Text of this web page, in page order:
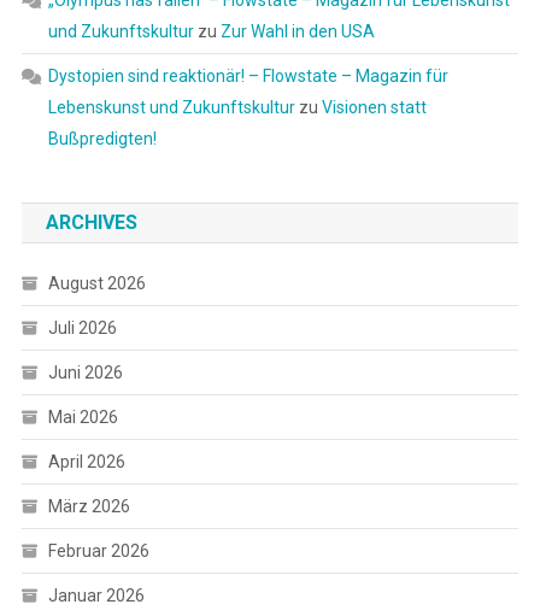
und Zukunftskulturzu Zur Wahl in den USA
Dystopien sind reaktionär! – Flowstate – Magazin für
Lebenskunst und Zukunftskulturzu Visionen statt
Bußpredigten!
ARCHIVES
August 2026
Juli 2026
Juni 2026
Mai 2026
April 2026
März 2026
Februar 2026
Januar 2026